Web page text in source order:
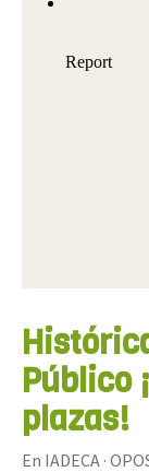
Público
plazas!
En IADECA ·